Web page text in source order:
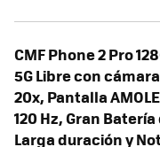
CMF Phone 2 Pro
5G Libre con
20x, Pantalla
120 Hz, Gran
Larga duración y